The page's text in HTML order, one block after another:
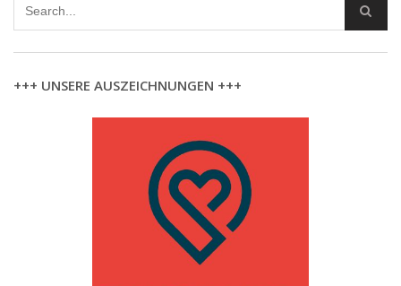
+++ UNSERE AUSZEICHNUNGEN +++